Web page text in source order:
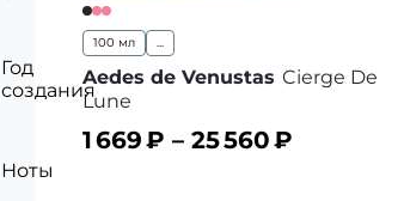
Год
создания
Ноты
100 мл ...
Aedes de Venustas Cierge De
Lune
1 669₽ – 25 560₽